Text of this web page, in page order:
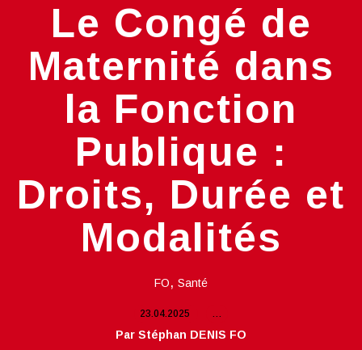
Le Congé de
Maternité dans
la Fonction
Publique :
Droits, Durée et
Modalités
FO, Santé
23.04.2025 …
Par Stéphan DENIS FO